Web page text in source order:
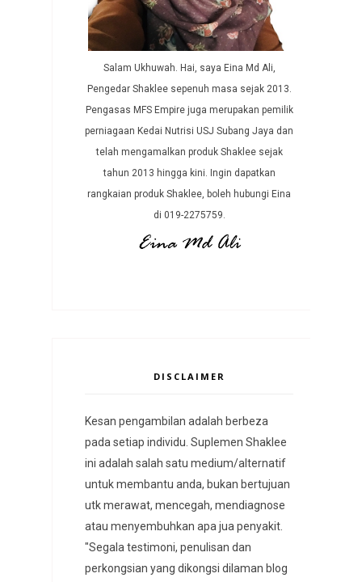
Salam Ukhuwah. Hai, saya Eina Md Ali,
Pengedar Shaklee sepenuh masa sejak 2013.
Pengasas MFS Empire juga merupakan pemilik
perniagaan Kedai Nutrisi USJ Subang Jaya dan
telah mengamalkan produk Shaklee sejak
tahun 2013 hingga kini. Ingin dapatkan
rangkaian produk Shaklee, boleh hubungi Eina
di 019-2275759.
DISCLAIMER
Kesan pengambilan adalah berbeza
pada setiap individu. Suplemen Shaklee
ini adalah salah satu medium/alternatif
untuk membantu anda, bukan bertujuan
utk merawat, mencegah, mendiagnose
atau menyembuhkan apa jua penyakit.
"Segala testimoni, penulisan dan
perkongsian yang dikongsi dilaman blog